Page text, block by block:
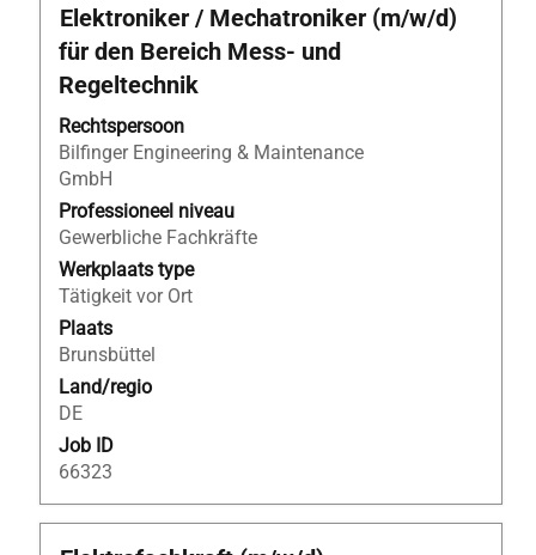
Titel
Elektroniker / Mechatroniker (m/w/d)
für den Bereich Mess- und
Regeltechnik
Rechtspersoon
Bilfinger Engineering & Maintenance
GmbH
Professioneel niveau
Gewerbliche Fachkräfte
Werkplaats type
Tätigkeit vor Ort
Plaats
Brunsbüttel
Land/regio
DE
Job ID
66323
Selecteer
deze
spatiebalk
om
de
volledige
inhoud
van
de
functiegegevens
weer
te
geven.